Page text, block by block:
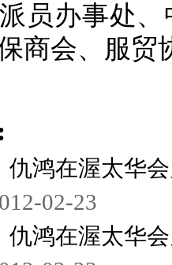
员办事处
商会、服贸
仇鸿在渥太华
02-23
仇鸿在渥太华